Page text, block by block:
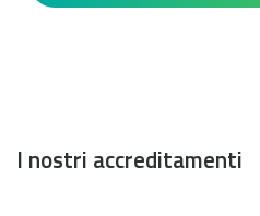
I nostri accreditamenti